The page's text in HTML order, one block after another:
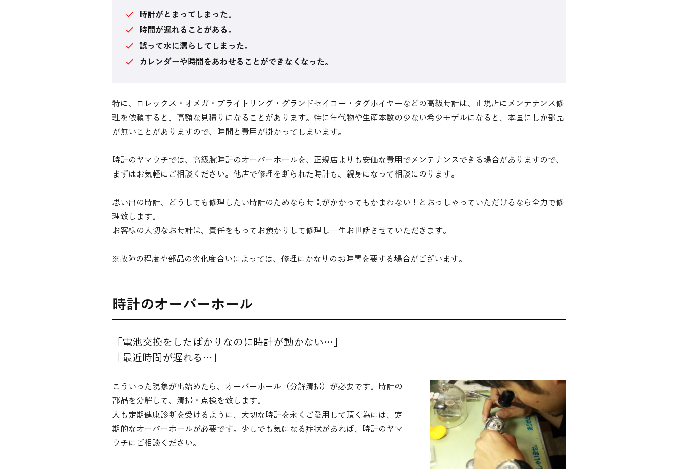
時計がとまってしまった。
時間が遅れることがある。
誤って水に濡らしてしまった。
カレンダーや時間をあわせることができなくなった。
特に、ロレックス・オメガ・ブライトリング・グランドセイコー・タグホイヤーなどの高級時計は、正規店にメンテナンス修
理を依頼すると、高額な見積りになることがあります。特に年代物や生産本数の少ない希少モデルになると、本国にしか部品
が無いことがありますので、時間と費用が掛かってしまいます。
時計のヤマウチでは、高級腕時計のオーバーホールを、正規店よりも安価な費用でメンテナンスできる場合がありますので、
まずはお気軽にご相談ください。他店で修理を断られた時計も、親身になって相談にのります。
思い出の時計、どうしても修理したい時計のためなら時間がかかってもかまわない！とおっしゃっていただけるなら全力で修
理致します。
お客様の大切なお時計は、責任をもってお預かりして修理し一生お世話させていただきます。
※故障の程度や部品の劣化度合いによっては、修理にかなりのお時間を要する場合がございます。
時計のオーバーホール
「電池交換をしたばかりなのに時計が動かない…」
「最近時間が遅れる…」
こういった現象が出始めたら、オーバーホール（分解清掃）が必要です。時計の
部品を分解して、清掃・点検を致します。
人も定期健康診断を受けるように、大切な時計を永くご愛用して頂く為には、定
期的なオーバーホールが必要です。少しでも気になる症状があれば、時計のヤマ
ウチにご相談ください。